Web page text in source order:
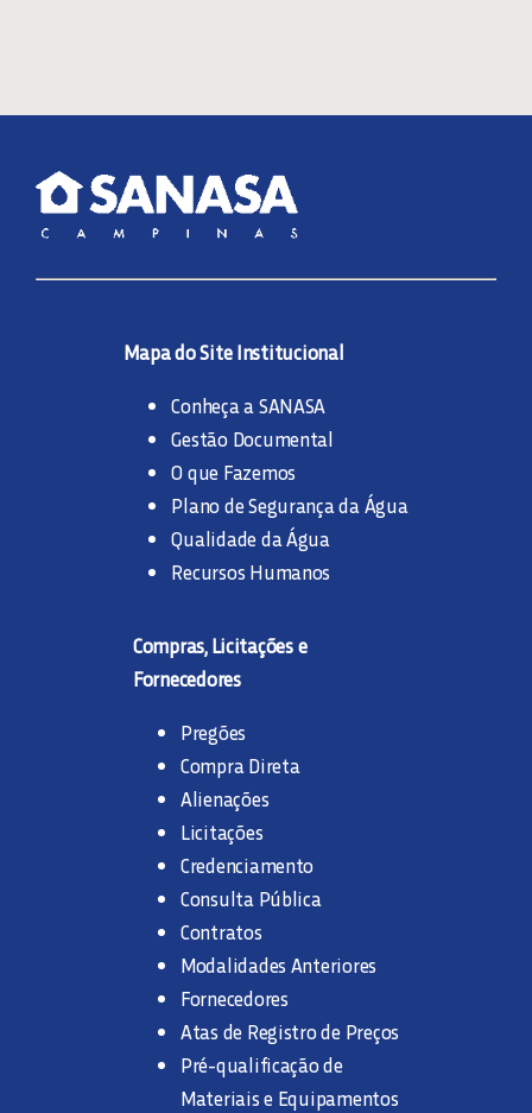
Mapa do Site Institucional
Conheça a SANASA
Gestão Documental
O que Fazemos
Plano de Segurança da Água
Qualidade da Água
Recursos Humanos
Compras, Licitações e
Fornecedores
Pregões
Compra Direta
Alienações
Licitações
Credenciamento
Consulta Pública
Contratos
Modalidades Anteriores
Fornecedores
Atas de Registro de Preços
Pré-qualificação de
Materiais e Equipamentos